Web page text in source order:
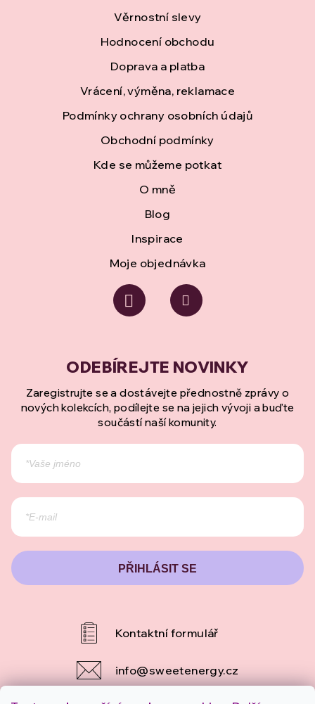
Věrnostní slevy
Hodnocení obchodu
Doprava a platba
Vrácení, výměna, reklamace
Podmínky ochrany osobních údajů
Obchodní podmínky
Kde se můžeme potkat
O mně
Blog
Inspirace
Moje objednávka
Zaregistrujte se a dostávejte přednostně zprávy o
nových kolekcích, podílejte se na jejich vývoji a buďte
součástí naší komunity.
PŘIHLÁSIT SE
info@sweetenergy.cz